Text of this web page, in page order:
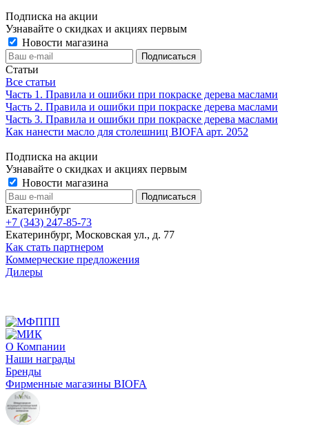
Подписка на акции
Узнавайте о скидках и акциях первым
Новости магазина
Статьи
Все статьи
Часть 1. Правила и ошибки при покраске дерева маслами
Часть 2. Правила и ошибки при покраске дерева маслами
Часть 3. Правила и ошибки при покраске дерева маслами
Как нанести масло для столешниц BIOFA арт. 2052
Подписка на акции
Узнавайте о скидках и акциях первым
Новости магазина
Екатеринбург
+7 (343) 247-85-73
Екатеринбург, Московская ул., д. 77
Как стать партнером
Коммерческие предложения
Дилеры
О Компании
Наши награды
Бренды
Фирменные магазины BIOFA